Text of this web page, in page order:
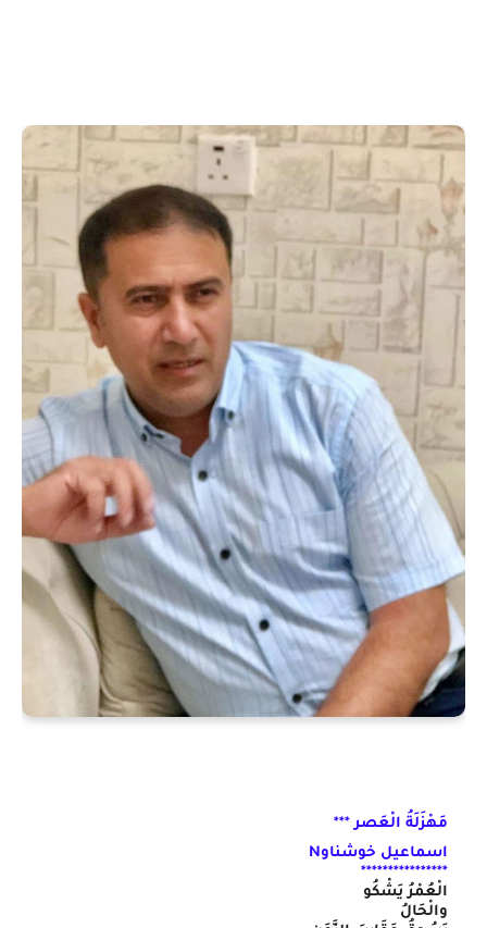
مَهْزَلَةُ الْعَصر ***
اسماعيل خوشناوN
****************
الْعُمْرُ يَشْكُو
والْحَالُ